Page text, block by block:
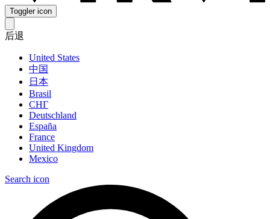
Toggler icon
后退
United States
中国
日本
Brasil
СНГ
Deutschland
España
France
United Kingdom
Mexico
Search icon